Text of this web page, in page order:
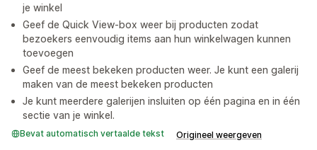
je winkel
Geef de Quick View-box weer bij producten zodat
bezoekers eenvoudig items aan hun winkelwagen kunnen
toevoegen
Geef de meest bekeken producten weer. Je kunt een galerij
maken van de meest bekeken producten
Je kunt meerdere galerijen insluiten op één pagina en in één
sectie van je winkel.
Bevat automatisch vertaalde tekst Origineel weergeven